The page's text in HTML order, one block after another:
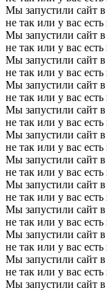
Мы запустили сайт в
не так или у вас
Мы запустили сайт в
не так или у вас
Мы запустили сайт в
не так или у вас
Мы запустили сайт в
не так или у вас
Мы запустили сайт в
не так или у вас
Мы запустили сайт в
не так или у вас
Мы запустили сайт в
не так или у вас
Мы запустили сайт в
не так или у вас
Мы запустили сайт в
не так или у вас
Мы запустили сайт в
не так или у вас
Мы запустили сайт в
не так или у вас
Мы запустили сайт в